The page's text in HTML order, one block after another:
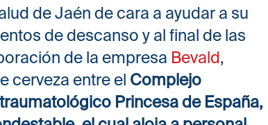
de Jaén de cara a ayudar a su
de descanso y al final de las
de la empresa Bevald,
cerveza entre el Complejo
Princesa de España,